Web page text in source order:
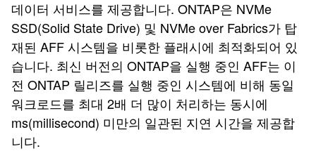
데이터 서비스를 제공합니다. ONTAP은 NVMe
SSD(Solid State Drive) 및 NVMe over Fabrics가 탑
재된 AFF 시스템을 비롯한 플래시에 최적화되어 있
습니다. 최신 버전의 ONTAP을 실행 중인 AFF는 이
전 ONTAP 릴리즈를 실행 중인 시스템에 비해 동일
워크로드를 최대 2배 더 많이 처리하는 동시에
ms(millisecond) 미만의 일관된 지연 시간을 제공합
니다.